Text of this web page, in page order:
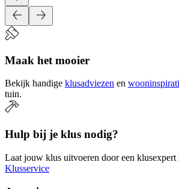
Maak het mooier
Bekijk handige klusadviezen en
tuin.
Hulp bij je klus nodig?
Laat jouw klus uitvoeren door een klusexpert
Klusservice